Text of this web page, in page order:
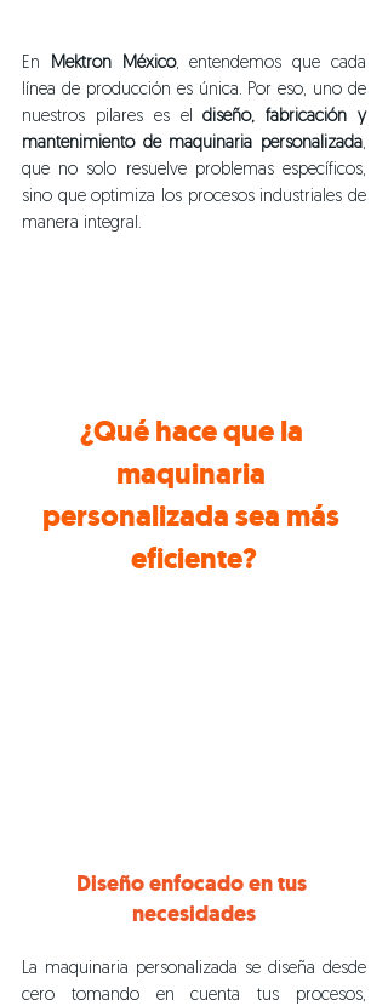
En Mektron México, entendemos que cada
línea de producción es única. Por eso, uno de
nuestros pilares es el diseño, fabricación y
mantenimiento de maquinaria personalizada,
que no solo resuelve problemas específicos,
sino que optimiza los procesos industriales de
manera integral.
¿Qué hace que la
maquinaria
personalizada sea más
eficiente?
Diseño enfocado en tus
necesidades
La maquinaria personalizada se diseña desde
cero tomando en cuenta tus procesos,